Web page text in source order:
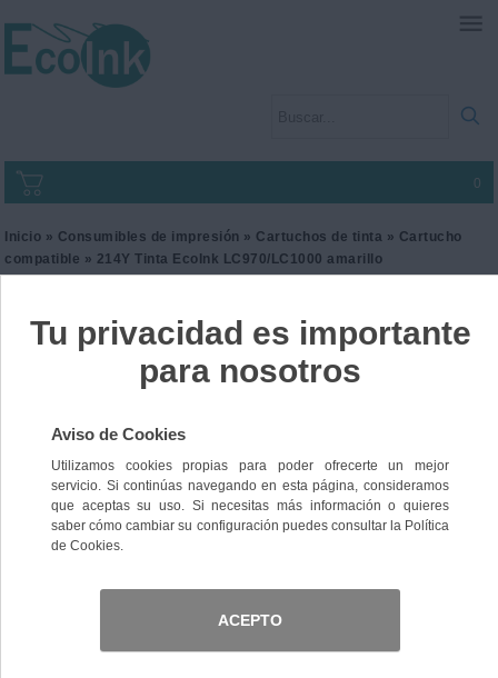
0
Inicio » Consumibles de impresión » Cartuchos de tinta » Cartucho
compatible » 214Y Tinta EcoInk LC970/LC1000 amarillo
214Y Tinta EcoInk
LC970/LC1000 amarillo
Ref. I2BRO970Y